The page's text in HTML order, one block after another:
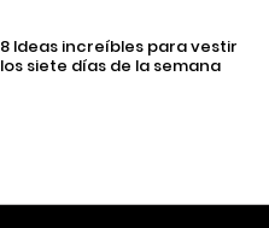
8 Ideas increíbles para vestir
los siete días de la semana